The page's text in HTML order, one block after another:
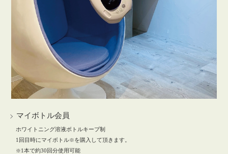
マイボトル会員
ホワイトニング溶液ボトルキープ制
1回目時にマイボトル※ を購入して頂きます。
※ 1本で約30回分使用可能